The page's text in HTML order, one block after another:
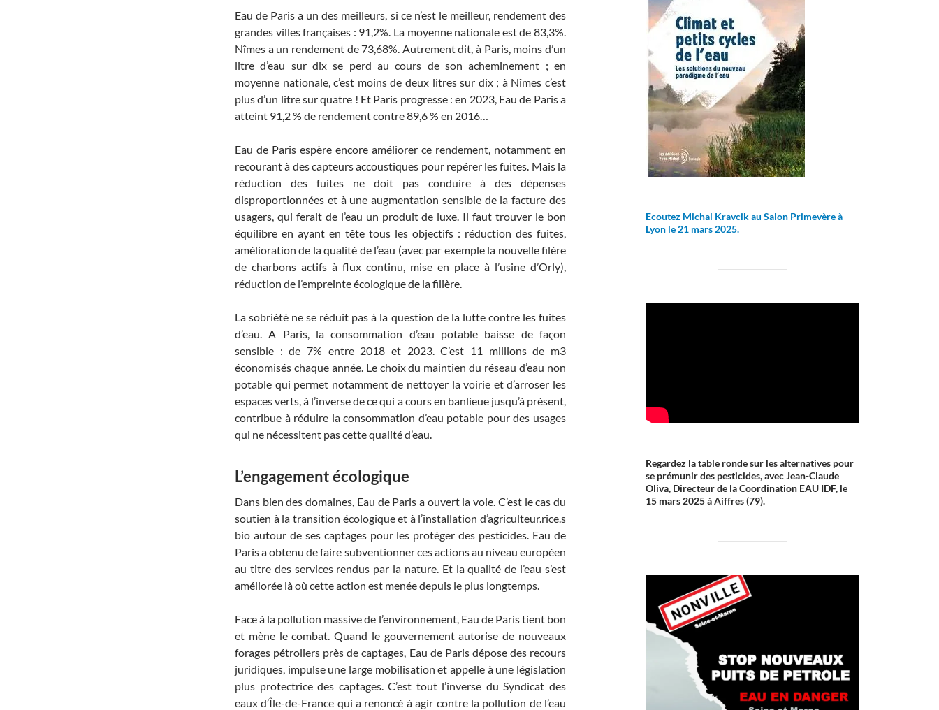
Eau de Paris a un des meilleurs, si ce n’est le meilleur, rendement des
grandes villes françaises : 91,2%. La moyenne nationale est de 83,3%.
Nîmes a un rendement de 73,68%. Autrement dit, à Paris, moins d’un
litre d’eau sur dix se perd au cours de son acheminement ; en
moyenne nationale, c’est moins de deux litres sur dix ; à Nîmes c’est
plus d’un litre sur quatre ! Et Paris progresse : en 2023, Eau de Paris a
atteint 91,2 % de rendement contre 89,6 % en 2016…
Eau de Paris espère encore améliorer ce rendement, notamment en
recourant à des capteurs accoustiques pour repérer les fuites. Mais la
réduction des fuites ne doit pas conduire à des dépenses
disproportionnées et à une augmentation sensible de la facture des
usagers, qui ferait de l’eau un produit de luxe. Il faut trouver le bon
équilibre en ayant en tête tous les objectifs : réduction des fuites,
amélioration de la qualité de l’eau (avec par exemple la nouvelle filère
de charbons actifs à flux continu, mise en place à l’usine d’Orly),
réduction de l’empreinte écologique de la filière.
La sobriété ne se réduit pas à la question de la lutte contre les fuites
d’eau. A Paris, la consommation d’eau potable baisse de façon
sensible : de 7% entre 2018 et 2023. C’est 11 millions de m3
économisés chaque année. Le choix du maintien du réseau d’eau non
potable qui permet notamment de nettoyer la voirie et d’arroser les
espaces verts, à l’inverse de ce qui a cours en banlieue jusqu’à présent,
contribue à réduire la consommation d’eau potable pour des usages
qui ne nécessitent pas cette qualité d’eau.
L’engagement écologique
Dans bien des domaines, Eau de Paris a ouvert la voie. C’est le cas du
soutien à la transition écologique et à l’installation d’agriculteur.rice.s
bio autour de ses captages pour les protéger des pesticides. Eau de
Paris a obtenu de faire subventionner ces actions au niveau européen
au titre des services rendus par la nature. Et la qualité de l’eau s’est
améliorée là où cette action est menée depuis le plus longtemps.
Face à la pollution massive de l’environnement, Eau de Paris tient bon
et mène le combat. Quand le gouvernement autorise de nouveaux
forages pétroliers près de captages, Eau de Paris dépose des recours
juridiques, impulse une large mobilisation et appelle à une législation
plus protectrice des captages. C’est tout l’inverse du Syndicat des
eaux d’Île-de-France qui a renoncé à agir contre la pollution de l’eau
Ecoutez Michal Kravcik au Salon Primevère à
Lyon le 21 mars 2025.
Regardez la table ronde sur les alternatives pour
se prémunir des pesticides, avec Jean-Claude
Oliva, Directeur de la Coordination EAU IDF, le
15 mars 2025 à Aiffres (79).